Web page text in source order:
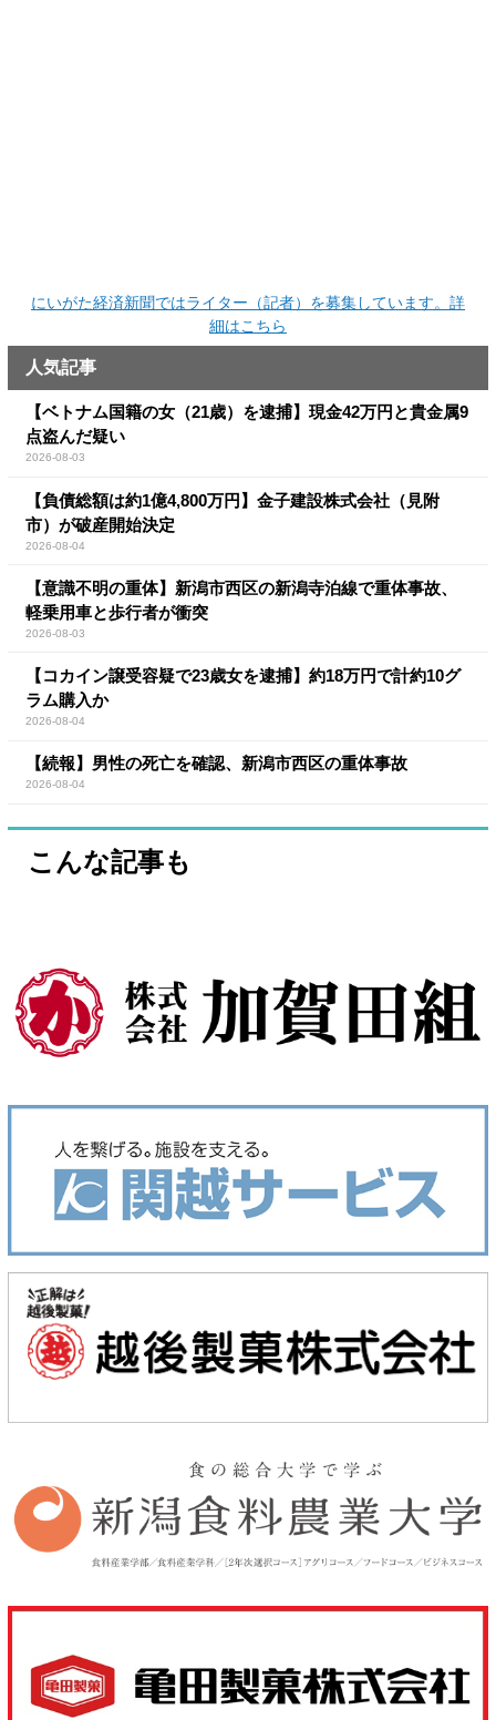
にいがた経済新聞ではライター（記者）を募集しています。詳
細はこちら
人気記事
【ベトナム国籍の女（21歳）を逮捕】現金42万円と貴金属9
点盗んだ疑い
2026-08-03
【負債総額は約1億4,800万円】金子建設株式会社（見附
市）が破産開始決定
2026-08-04
【意識不明の重体】新潟市西区の新潟寺泊線で重体事故、
軽乗用車と歩行者が衝突
2026-08-03
【コカイン譲受容疑で23歳女を逮捕】約18万円で計約10グ
ラム購入か
2026-08-04
【続報】男性の死亡を確認、新潟市西区の重体事故
2026-08-04
こんな記事も